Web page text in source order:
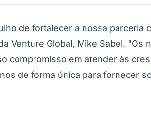
de fortalecer a nossa parceria
Venture Global, Mike Sabel. "Os
compromisso em atender às
de forma única para fornecer